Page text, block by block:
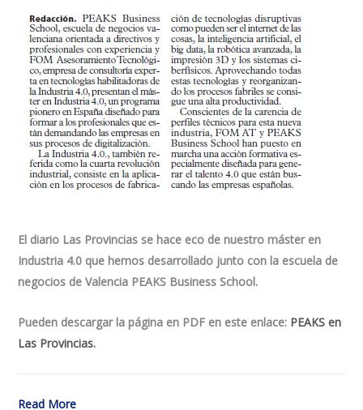
El diario Las Provincias se hace eco de nuestro máster en
Industria 4.0 que hemos desarrollado junto con la escuela de
negocios de Valencia PEAKS Business School.
Pueden descargar la página en PDF en este enlace: PEAKS en
Las Provincias.
Read More